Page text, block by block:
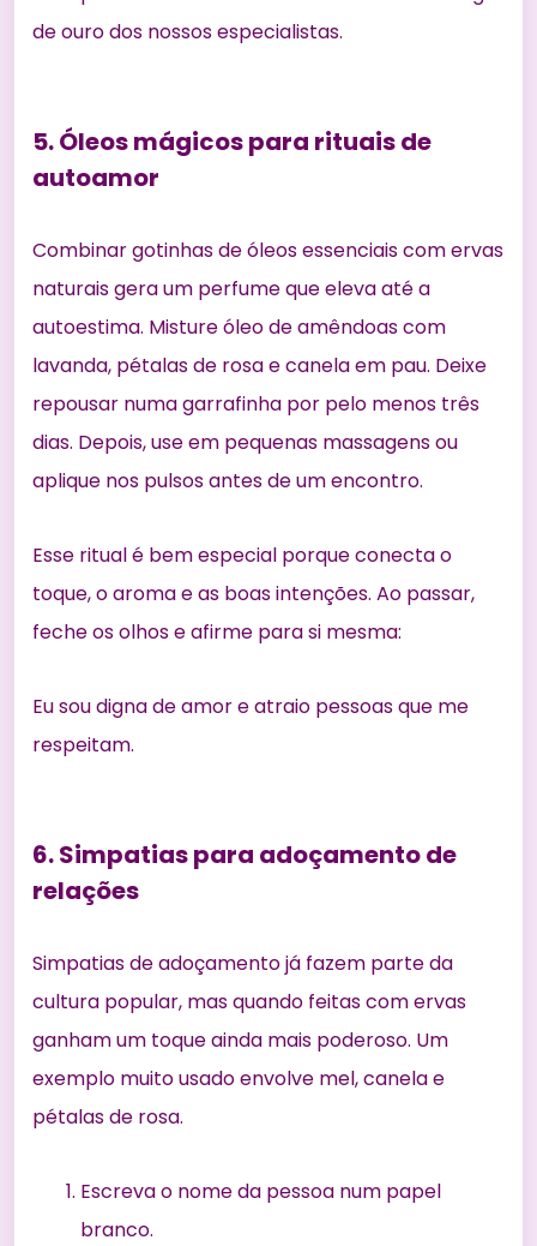
de ouro dos nossos especialistas.
5. Óleos mágicos para rituais de
autoamor
Combinar gotinhas de óleos essenciais com ervas
naturais gera um perfume que eleva até a
autoestima. Misture óleo de amêndoas com
lavanda, pétalas de rosa e canela em pau. Deixe
repousar numa garrafinha por pelo menos três
dias. Depois, use em pequenas massagens ou
aplique nos pulsos antes de um encontro.
Esse ritual é bem especial porque conecta o
toque, o aroma e as boas intenções. Ao passar,
feche os olhos e afirme para si mesma:
Eu sou digna de amor e atraio pessoas que me
respeitam.
6. Simpatias para adoçamento de
relações
Simpatias de adoçamento já fazem parte da
cultura popular, mas quando feitas com ervas
ganham um toque ainda mais poderoso. Um
exemplo muito usado envolve mel, canela e
pétalas de rosa.
Escreva o nome da pessoa num papel
branco.